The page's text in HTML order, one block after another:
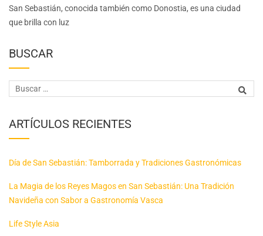
San Sebastián, conocida también como Donostia, es una ciudad
que brilla con luz
BUSCAR
ARTÍCULOS RECIENTES
Día de San Sebastián: Tamborrada y Tradiciones Gastronómicas
La Magia de los Reyes Magos en San Sebastián: Una Tradición
Navideña con Sabor a Gastronomía Vasca
Life Style Asia